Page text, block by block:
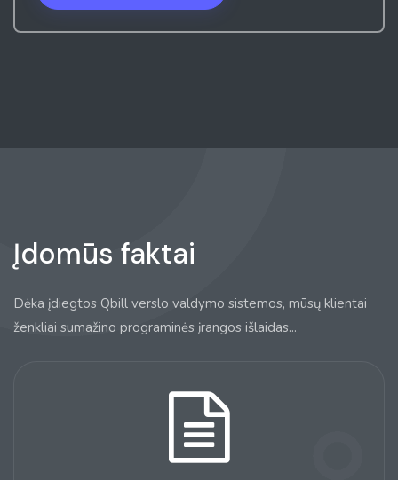
Įdomūs faktai
Dėka įdiegtos Qbill verslo valdymo sistemos, mūsų klientai
ženkliai sumažino programinės įrangos išlaidas...